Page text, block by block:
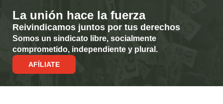
La unión hace la fuerza
Reivindicamos juntos por tus derechos
Somos un sindicato libre, socialmente
comprometido, independiente y plural.
AFÍLIATE